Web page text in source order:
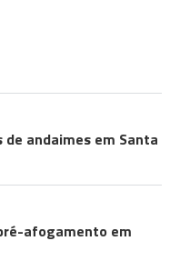
andaimes em Santa
afogamento em